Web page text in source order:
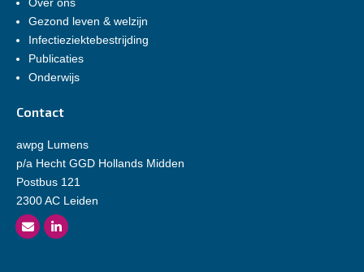
Gezond leven & welzijn
Infectieziektebestrijding
Publicaties
Onderwijs
Contact
awpg Lumens
p/a Hecht GGD Hollands Midden
Postbus 121
2300 AC Leiden